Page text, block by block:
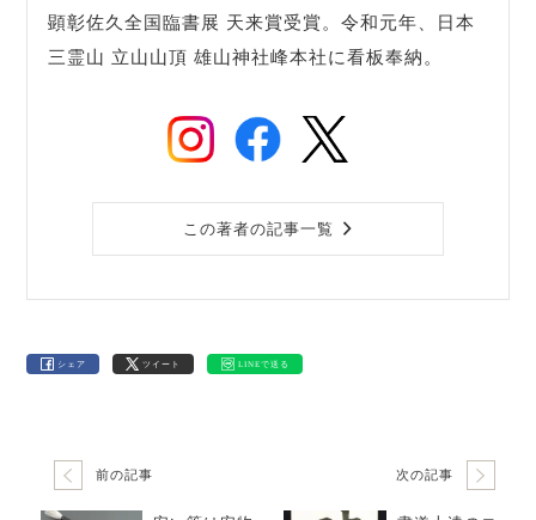
顕彰佐久全国臨書展 天来賞受賞。令和元年、日本
三霊山 立山山頂 雄山神社峰本社に看板奉納。
この著者の記事一覧
シェア ツイート LINEで送る
前の記事 次の記事